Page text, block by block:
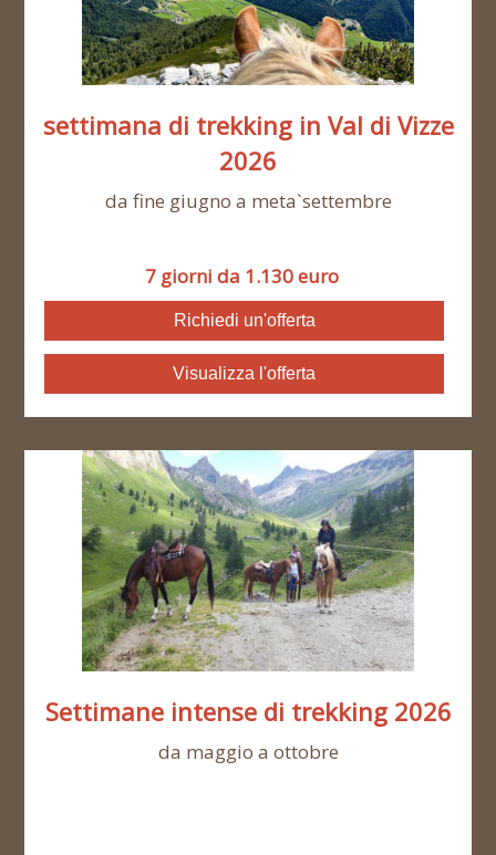
settimana di trekking in Val di Vizze
2026
da fine giugno a meta`settembre
7 giorni da 1.130 euro
Richiedi un'offerta
Visualizza l'offerta
Settimane intense di trekking 2026
da maggio a ottobre